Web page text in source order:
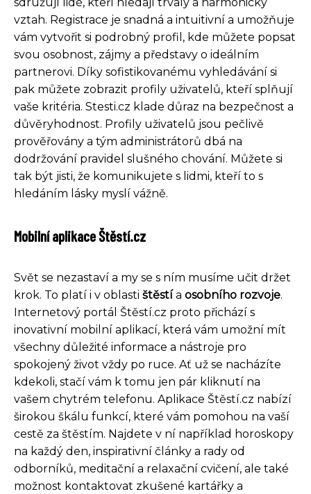
vztah. Registrace je snadná a intuitivní a umožňuje
vám vytvořit si podrobný profil, kde můžete popsat
svou osobnost, zájmy a představy o ideálním
partnerovi. Díky sofistikovanému vyhledávání si
pak můžete zobrazit profily uživatelů, kteří splňují
vaše kritéria. Stesti.cz klade důraz na bezpečnost a
důvěryhodnost. Profily uživatelů jsou pečlivě
prověřovány a tým administrátorů dbá na
dodržování pravidel slušného chování. Můžete si
tak být jisti, že komunikujete s lidmi, kteří to s
hledáním lásky myslí vážně.
Mobilní aplikace Štěstí.cz
Svět se nezastaví a my se s ním musíme učit držet
krok. To platí i v oblasti štěstía osobního rozvoje.
Internetový portál Štěstí.cz proto přichází s
inovativní mobilní aplikací, která vám umožní mít
všechny důležité informace a nástroje pro
spokojený život vždy po ruce. Ať už se nacházíte
kdekoli, stačí vám k tomu jen pár kliknutí na
vašem chytrém telefonu. Aplikace Štěstí.cz nabízí
širokou škálu funkcí, které vám pomohou na vaší
cestě za štěstím. Najdete v ní například horoskopy
na každý den, inspirativní články a rady od
odborníků, meditační a relaxační cvičení, ale také
možnost kontaktovat zkušené kartářky a